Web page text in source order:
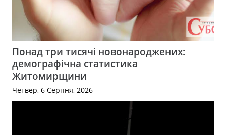
Понад три тисячі новонароджених:
демографічна статистика
Житомирщини
Четвер, 6 Серпня, 2026